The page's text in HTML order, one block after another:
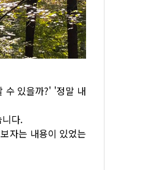
수 있을까?' '정말 내
다.
자는 내용이 있었는